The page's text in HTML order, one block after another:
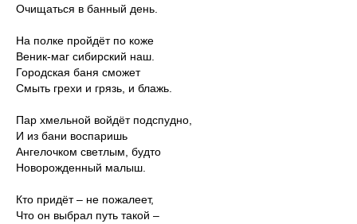
Очищаться в банный день.
На полке пройдёт по коже
Веник-маг сибирский наш.
Городская баня сможет
Смыть грехи и грязь, и блажь.
Пар хмельной войдёт подспудно,
И из бани воспаришь
Ангелочком светлым, будто
Новорожденный малыш.
Кто придёт – не пожалеет,
Что он выбрал путь такой –